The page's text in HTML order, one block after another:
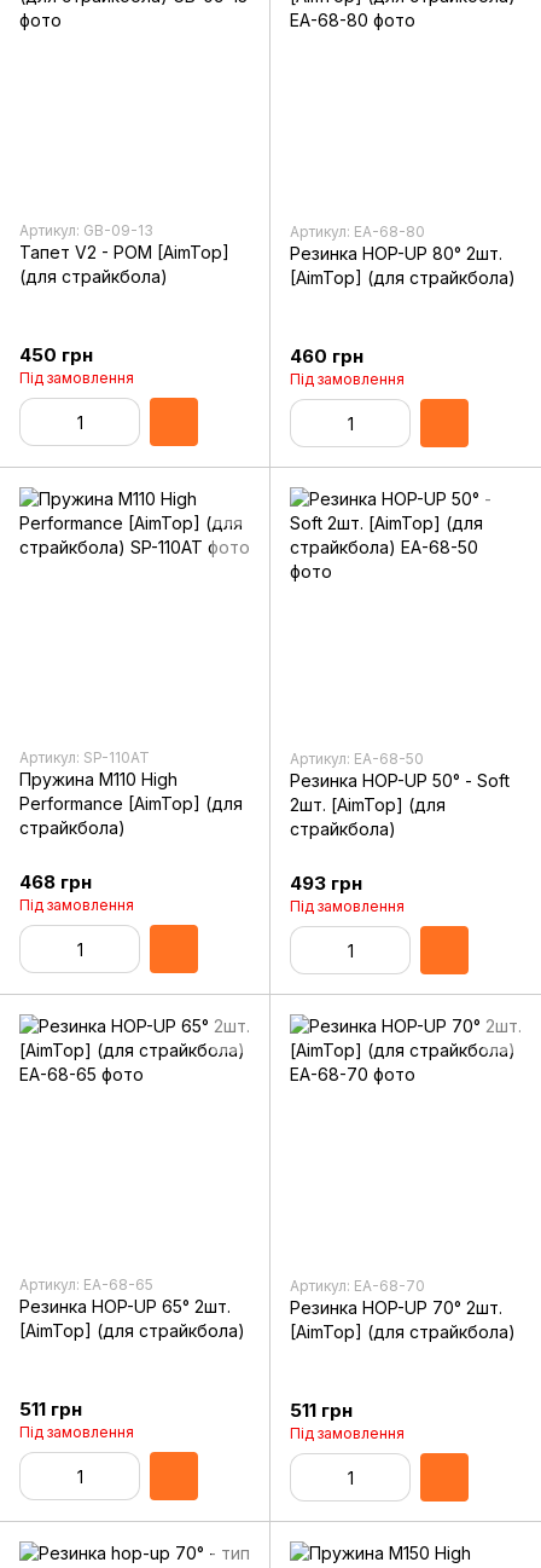
Артикул: GB-09-13
Тапет V2 - POM [AimTop]
(для страйкбола)
450 грн
Під замовлення
Артикул: EA-68-80
Резинка HOP-UP 80° 2шт.
[AimTop] (для страйкбола)
460 грн
Під замовлення
Артикул: SP-110AT
Пружина M110 High
Performance [AimTop] (для
страйкбола)
468 грн
Під замовлення
Артикул: EA-68-50
Резинка HOP-UP 50° - Soft
2шт. [AimTop] (для
страйкбола)
493 грн
Під замовлення
Артикул: EA-68-65
Резинка HOP-UP 65° 2шт.
[AimTop] (для страйкбола)
511 грн
Під замовлення
Артикул: EA-68-70
Резинка HOP-UP 70° 2шт.
[AimTop] (для страйкбола)
511 грн
Під замовлення